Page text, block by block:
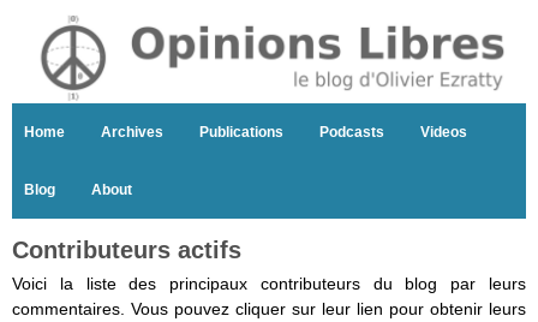
Home Archives Publications Podcasts Videos
Blog About
Contributeurs actifs
Voici la liste des principaux contributeurs du blog par leurs
commentaires. Vous pouvez cliquer sur leur lien pour obtenir leurs